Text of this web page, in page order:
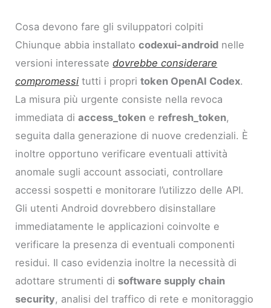
Cosa devono fare gli sviluppatori colpiti
Chiunque abbia installatocodexui-android nelle
versioni interessatedovrebbe considerare
compromessi tutti i propritoken OpenAI Codex.
La misura più urgente consiste nella revoca
immediata diaccess_token e refresh_token,
seguita dalla generazione di nuove credenziali. È
inoltre opportuno verificare eventuali attività
anomale sugli account associati, controllare
accessi sospetti e monitorare l’utilizzo delle API.
Gli utenti Android dovrebbero disinstallare
immediatamente le applicazioni coinvolte e
verificare la presenza di eventuali componenti
residui. Il caso evidenzia inoltre la necessità di
adottare strumenti di software supply chain
security, analisi del traffico di rete e monitoraggio